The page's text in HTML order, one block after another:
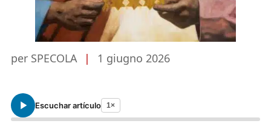
per SPECOLA | 1 giugno 2026
Escuchar artículo 1×